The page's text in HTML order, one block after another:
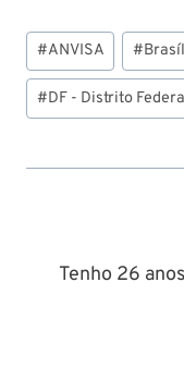
Tags
do
Post:
#ANVISA #
#DF - Distrito
Tenho 26